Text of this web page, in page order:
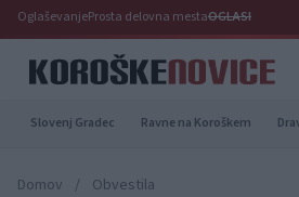
OglaševanjeProsta delovna mestaOGLASI
Slovenj Gradec Ravne na Koroškem
Domov / Obvestila